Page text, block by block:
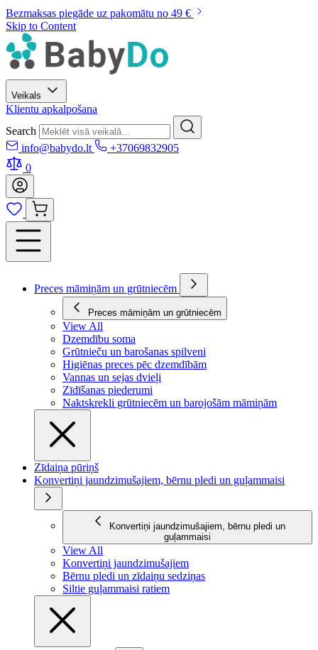
Bezmaksas piegāde uz pakomātu no 49 €
Skip to Content
Veikals
Klientu apkalpošana
Search
info@babydo.lt
+37069832905
0
Preces māmiņām un grūtniecēm
Preces māmiņām un grūtniecēm
View All
Dzemdību soma
Grūtnieču un barošanas spilveni
Higiēnas preces pēc dzemdībām
Vannas un sejas dvieļi
Zīdīšanas piederumi
Naktskrekli grūtniecēm un barojošām māmiņām
Zīdaiņa pūriņš
Konvertiņi jaundzimušajiem, bērnu pledi un guļammaisi
Konvertiņi jaundzimušajiem, bērnu pledi un
guļammaisi
View All
Konvertiņi jaundzimušajiem
Bērnu pledi un zīdaiņu sedziņas
Siltie guļammaisi ratiem